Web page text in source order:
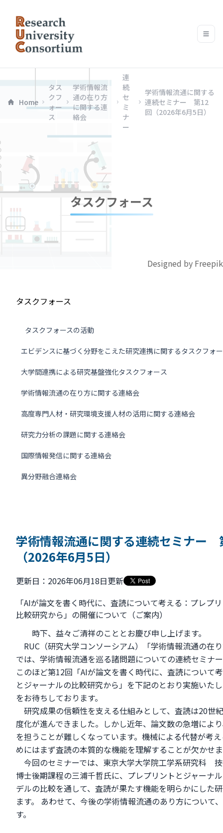
Home
タス
クフ
ォー
ス
学術情報流
通の在り方
に関する連
絡会
連
続
セ
ミ
ナ
ー
学術情報流通に関する
連続セミナー 第12
回（2026年6月5日）
タスクフォース
Designed by Freepik
タスクフォース
タスクフォースの活動
エビデンスに基づく分野をこえた研究連携に関するタスクフォ
大学間連携による研究基盤強化タスクフォース
学術情報流通の在り方に関する連絡会
高度専門人材・研究環境支援人材の活用に関する連絡会
研究力分析の課題に関する連絡会
国際情報発信に関する連絡会
異分野融合連絡会
学術情報流通に関する連続セミナー
（2026年6月5日）
更新日：2026年06月18日更新
「AIが論文を書く時代に、査読について考える：プレプ
比較研究から」の開催について（ご案内）
時下、益々ご清祥のこととお慶び申し上げます。
RUC（研究大学コンソーシアム）「学術情報流通の在
では、学術情報流通を巡る諸問題についての連続セミナ
このほど第12回「AIが論文を書く時代に、査読について
とジャーナルの比較研究から」を下記のとおり実施いた
をお待ちしております。
研究成果の信頼性を支える仕組みとして、査読は20世
度化が進んできました。しかし近年、論文数の急増によ
を担うことが難しくなっています。機械による代替が考
めにはまず査読の本質的な機能を理解することが欠かせ
今回のセミナーでは、東京大学大学院工学系研究科
博士後期課程の三浦千哲氏に、プレプリントとジャーナ
デルの比較を通して、査読が果たす機能を明らかにした
ます。 あわせて、今後の学術情報流通のあり方について
す。